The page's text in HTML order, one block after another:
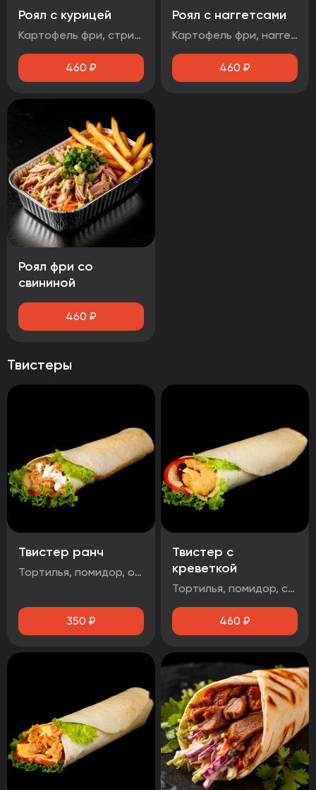
Роял с курицей
Картофель фри, стрипсы, яйцо, соус чесночный, помидор, зеленый лук, сыр
460 ₽
Роял с наггетсами
Картофель фри, наггетсы, яйцо, соус сырный, помидор, сыр, зеленый лук
460 ₽
Роял фри со
свининой
460 ₽
Твистеры
Твистер ранч
Тортилья, помидор, огурец маринованный, салат айсберг, стрипсы 2шт, соус чесночный
350 ₽
Твистер с
креветкой
Тортилья, помидор, салат айсберг, сыр чеддер, креветка, соус чесночный
460 ₽